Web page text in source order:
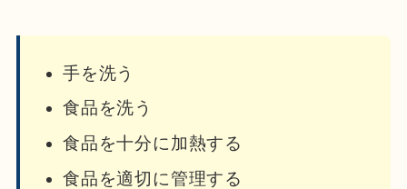
手を洗う
食品を洗う
食品を十分に加熱する
食品を適切に管理する